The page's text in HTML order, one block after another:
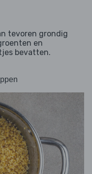
tevoren grondig
en
bevatten.